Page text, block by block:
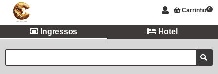
Carrinho 0
Ingressos Hotel